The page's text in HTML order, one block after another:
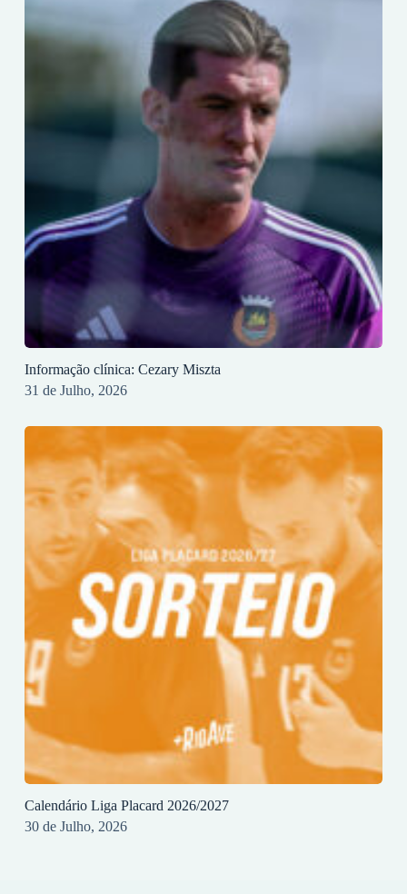
Informação clínica: Cezary Miszta
31 de Julho, 2026
Calendário Liga Placard 2026/2027
30 de Julho, 2026